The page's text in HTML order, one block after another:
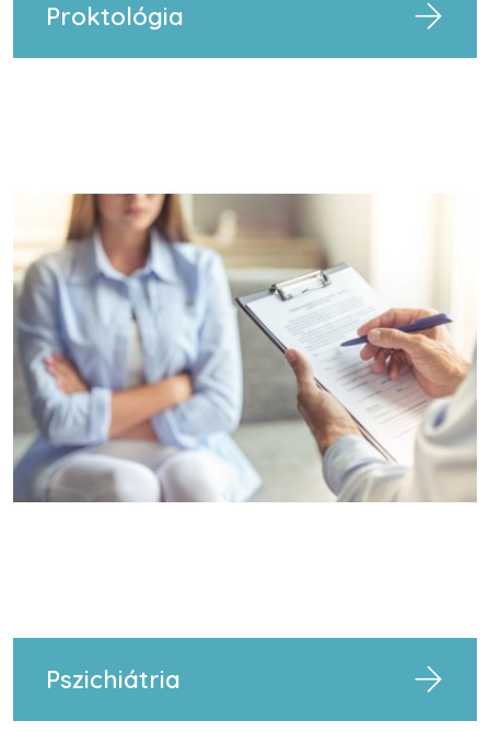
Proktológia
Pszichiátria